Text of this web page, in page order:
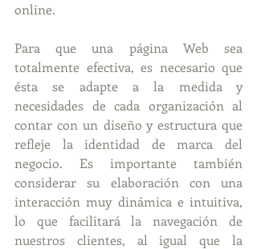
online.
Para que una página Web sea
totalmente efectiva, es necesario que
ésta se adapte a la medida y
necesidades de cada organización al
contar con un diseño y estructura que
refleje la identidad de marca del
negocio. Es importante también
considerar su elaboración con una
interacción muy dinámica e intuitiva,
lo que facilitará la navegación de
nuestros clientes, al igual que la